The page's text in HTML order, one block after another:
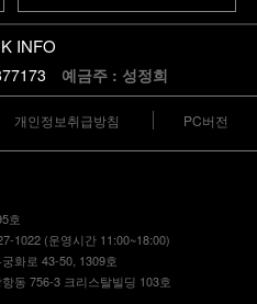
INFO
예금주 : 성정희
개인정보취급방침 PC버전
호
1022 (운영시간 11:00~18:00)
화로 43-50, 1309호
동 756-3 크리스탈빌딩 103호